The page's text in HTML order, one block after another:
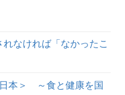
れなければ「なかったこ
本＞ ～食と健康を国